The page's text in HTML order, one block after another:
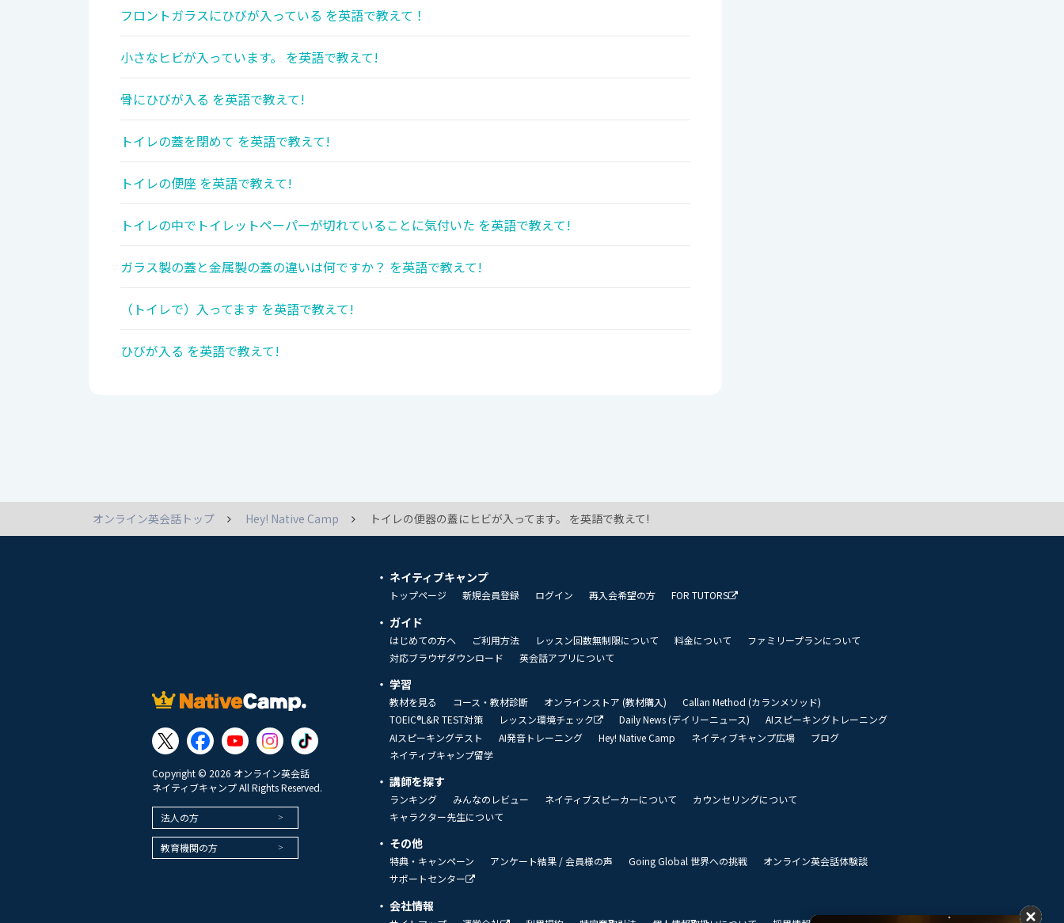
フロントガラスにひびが入っている を英語で教えて！
小さなヒビが入っています。 を英語で教えて!
骨にひびが入る を英語で教えて!
トイレの蓋を閉めて を英語で教えて!
トイレの便座 を英語で教えて!
トイレの中でトイレットペーパーが切れていることに気付いた を英語で教えて!
ガラス製の蓋と金属製の蓋の違いは何ですか？ を英語で教えて!
（トイレで）入ってます を英語で教えて!
ひびが入る を英語で教えて!
オンライン英会話トップ Hey! Native Camp トイレの便器の蓋にヒビが入ってます。 を英語で教えて!
Copyright © 2026 オンライン英会話
ネイティブキャンプ All Rights Reserved.
法人の方
教育機関の方
ネイティブキャンプ
トップページ 新規会員登録 ログイン 再入会希望の方 FOR TUTORS
ガイド
はじめての方へ ご利用方法 レッスン回数無制限について 料金について
ファミリープランについて
対応ブラウザダウンロード
英会話アプリについて
学習
教材を見る コース・教材診断 オンラインストア (教材購入)
Callan Method (カランメソッド)
TOEIC®L&R TEST対策
レッスン環境チェック Daily News (デイリーニュース)
AIスピーキングトレーニング
AIスピーキングテスト
AI発音トレーニング Hey! Native Camp ネイティブキャンプ広場
ブログ
ネイティブキャンプ留学
講師を探す
ランキング みんなのレビュー ネイティブスピーカーについて
カウンセリングについて
キャラクター先生について
その他
特典・キャンペーン アンケート結果 / 会員様の声 Going Global 世界への挑戦
オンライン英会話体験談
サポートセンター
会社情報